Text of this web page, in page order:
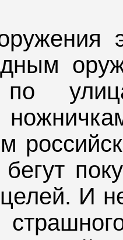
по
И